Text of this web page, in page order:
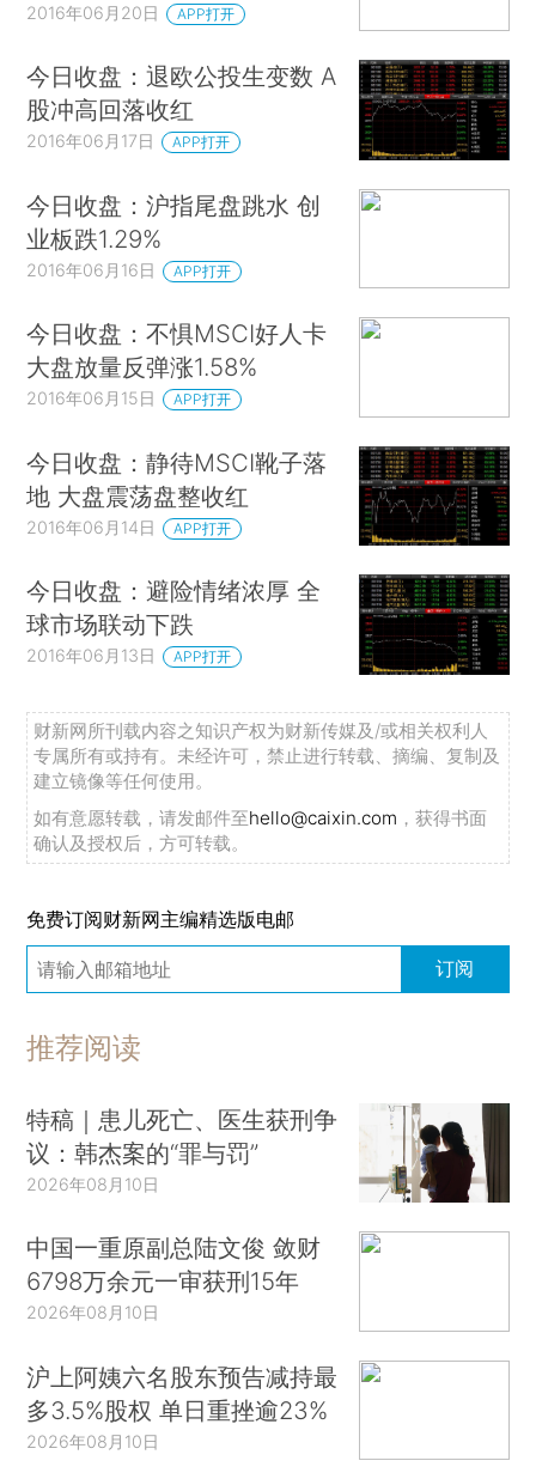
2016年06月20日 APP打开
今日收盘：退欧公投生变数 A
股冲高回落收红
2016年06月17日 APP打开
今日收盘：沪指尾盘跳水 创
业板跌1.29%
2016年06月16日 APP打开
今日收盘：不惧MSCI好人卡
大盘放量反弹涨1.58%
2016年06月15日 APP打开
今日收盘：静待MSCI靴子落
地 大盘震荡盘整收红
2016年06月14日 APP打开
今日收盘：避险情绪浓厚 全
球市场联动下跌
2016年06月13日 APP打开
财新网所刊载内容之知识产权为财新传媒及/或相关权利人
专属所有或持有。未经许可，禁止进行转载、摘编、复制及
建立镜像等任何使用。
如有意愿转载，请发邮件至hello@caixin.com ，获得书面
确认及授权后，方可转载。
免费订阅财新网主编精选版电邮
订阅
推荐阅读
特稿｜患儿死亡、医生获刑争
议：韩杰案的“罪与罚”
2026年08月10日
中国一重原副总陆文俊 敛财
6798万余元一审获刑15年
2026年08月10日
沪上阿姨六名股东预告减持最
多3.5%股权 单日重挫逾23%
2026年08月10日